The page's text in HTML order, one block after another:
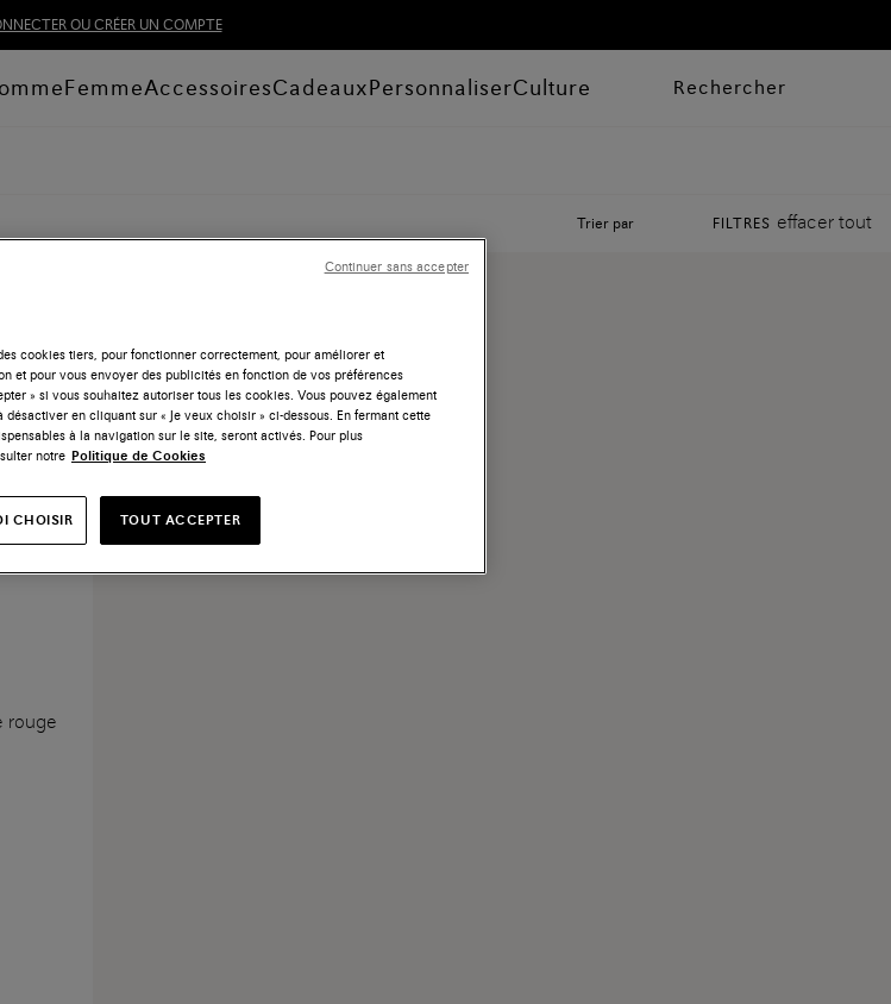
OU CRÉER UN COMPTE
FemmeAccessoiresCadeauxPersonnaliserCulture Rechercher
Trier par FILTRES effacer tout
rouge
cookies tiers, pour fonctionner correctement, pour améliorer et
et pour vous envoyer des publicités en fonction de vos préférences
» si vous souhaitez autoriser tous les cookies. Vous pouvez également
en cliquant sur « Je veux choisir » ci-dessous. En fermant cette
à la navigation sur le site, seront activés. Pour plus
notre Politique de Cookies
CHOISIR TOUT ACCEPTER
Continuer sans accepter